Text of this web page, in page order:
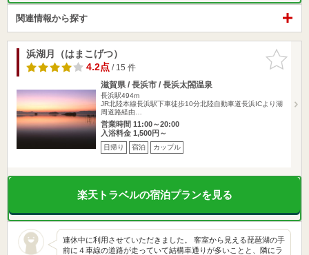
関連情報から探す
お気に入
りに追加
浜湖月（はまこげつ）
4.2点/ 15 件
滋賀県 / 長浜市 / 長浜太閤温泉
長浜駅494m
JR北陸本線長浜駅下車徒歩10分北陸自動車道長浜ICより湖
周道路経由…
営業時間 11:00～20:00
入浴料金 1,500円～
日帰り 宿泊 カップル
楽天トラベルの宿泊プランを見る
連休中に利用させていただきました。 客室から見える琵琶湖の手
前に４車線の道路が走っていて結構車通りが多いことと、隣にラ